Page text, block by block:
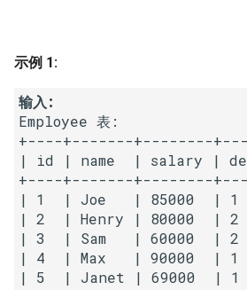
25. 合并两个排序的链表
26. 树的子结构
27. 二叉树的镜像
28. 对称的二叉树
29. 顺时针打印矩阵
30. 包含 min 函数的栈
21. 删除链表的倒数第 n 个结
22. 链表中环的入口节点
23. 两个链表的第一个重合节
点
24. 反转链表
25. 链表中的两数相加
4.1. 节点间通路
4.2. 最小高度树
4.3. 特定深度节点链表
4.4. 检查平衡性
4.5. 合法二叉搜索树
示例 1:
输入:
Employee 表:
+----+-------+--------
| id | name  | salary |
+----+-------+--------
| 1  | Joe   | 85000  |
| 2  | Henry | 80000
| 3  | Sam   | 60000
| 4  | Max   | 90000
| 5  | Janet | 69000